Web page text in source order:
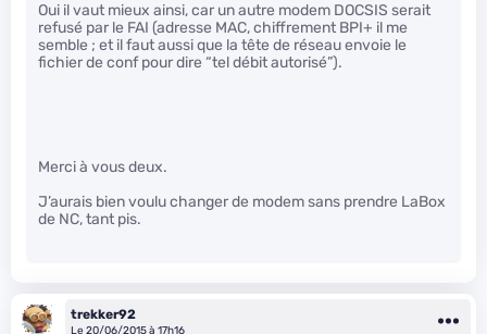
Oui il vaut mieux ainsi, car un autre modem DOCSIS serait
refusé par le FAI (adresse MAC, chiffrement BPI+ il me
semble ; et il faut aussi que la tête de réseau envoie le
fichier de conf pour dire “tel débit autorisé”).
Merci à vous deux.
J’aurais bien voulu changer de modem sans prendre LaBox
de NC, tant pis.
trekker92
Le 20/06/2015 à 17h16